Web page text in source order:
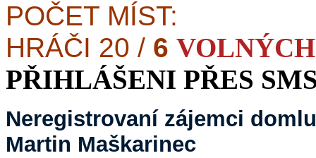
POČET MÍST:
HRÁČI 20 / 6
PŘIHLÁŠENI PŘES
Neregistrovaní zájemci
Martin Maškarinec